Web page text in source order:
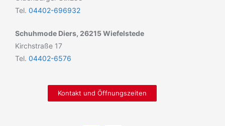
Tel. 04402-696932
Schuhmode Diers, 26215 Wiefelstede
Kirchstraße 17
Tel. 04402-6576
Kontakt und Öffnungszeiten